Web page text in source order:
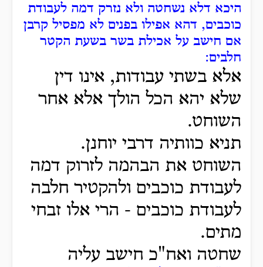
היכא דלא נשחטה ולא נזרק דמה לעבודת
כוכבים, דהא אפילו בפנים לא מפסיל קרבן
אם חישב על אכילת בשר בשעת הקטר
חלבים:
אלא בשתי עבודות, אינו דין
שלא יהא הכל הולך אלא אחר
השוחט.
תניא כוותיה דרבי יוחנן.
השוחט את הבהמה לזרוק דמה
לעבודת כוכבים ולהקטיר חלבה
לעבודת כוכבים - הרי אלו זבחי
מתים.
שחטה ואח"כ חישב עליה